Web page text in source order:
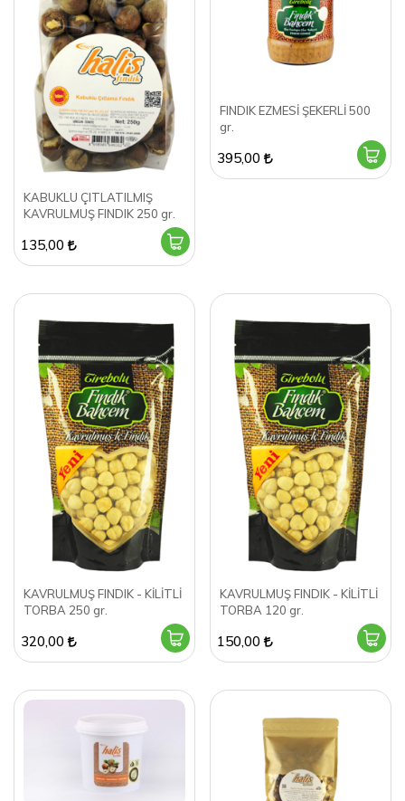
KABUKLU ÇITLATILMIŞ
KAVRULMUŞ FINDIK 250 gr.
135,00
FINDIK EZMESİ ŞEKERLİ 500
gr.
395,00
KAVRULMUŞ FINDIK - KİLİTLİ
TORBA 250 gr.
320,00
KAVRULMUŞ FINDIK - KİLİTLİ
TORBA 120 gr.
150,00